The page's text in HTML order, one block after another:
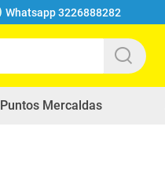
Whatsapp 3226888282
Puntos Mercaldas